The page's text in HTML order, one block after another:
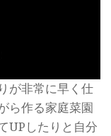
が非常に早く仕
ら作る家庭菜園
UPしたりと自分